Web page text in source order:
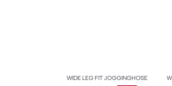
WIDE LEG FIT JOGGINGHOSE